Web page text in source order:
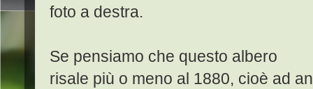
foto a destra.
Se pensiamo che questo albero
risale più o meno al 1880, cioè ad